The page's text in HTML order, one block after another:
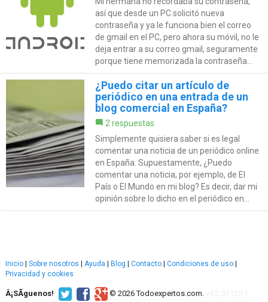
así que desde un PC solicitó nueva
contraseña y ya le funciona bien el correo
de gmail en el PC, pero ahora su móvil, no le
deja entrar a su correo gmail, seguramente
porque tiene memorizada la contraseña...
¿Puedo citar un artículo de
periódico en una entrada de un
blog comercial en España?
2 respuestas
Simplemente quisiera saber si es legal
comentar una noticia de un periódico online
en España. Supuestamente, ¿Puedo
comentar una noticia, por ejemplo, de El
País o El Mundo en mi blog? Es decir, dar mi
opinión sobre lo dicho en el periódico en...
Inicio | Sobre nosotros | Ayuda | Blog | Contacto | Condiciones de uso |
Privacidad y cookies
Â¡SÃ­guenos! © 2026 Todoexpertos.com.